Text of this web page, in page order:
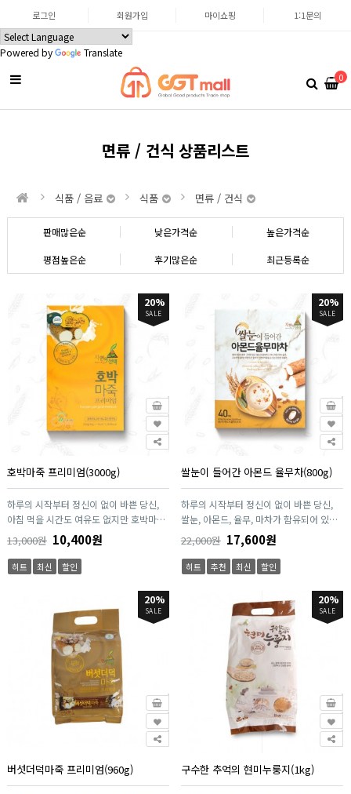
Powered by Translate
로그인 회원가입 마이쇼핑 1:1문의
0
면류 / 건식 상품리스트
식품 / 음료 식품 면류 / 건식
판매많은순 낮은가격순 높은가격순
평점높은순 후기많은순 최근등록순
20%
SALE
호박마죽 프리미엄(3000g)
하루의 시작부터 정신이 없이 바쁜 당신,
아침 먹을 시간도 여유도 없지만 호박마죽
은 당신에게 힘이 될거에요. 마, 단호박, 멥
쌀로 만든 영양식입니다. 끓일 필요가 없는
간편한 제품이며 뜨거운 물만 넣어서 저어
주면 죽으로 완성됩니다. 마에 들어가 있는
"뮤신" 성분은 위점막에 코팅을 입혀주어
서 위벽을 보호해주며 소화활동 및 위 건강
에 도움이 됩니다. "마"는 산에서 나는 장
어라고 할만큼 단백질, 무기질, 뮤신, 사포
닌, 아밀로스, 콜린, 아르기닌, 디오스게닌
등 많은 영양성분이 들어 있어 더욱 건강하
게 즐길 수 있는 식품입니다.
13,000원 10,400원
히트 최신 할인
20%
SALE
쌀눈이 들어간 아몬드 율무차(800g)
하루의 시작부터 정신이 없이 바쁜 당신,
쌀눈, 아몬드, 율무, 마차가 함유되어 있는
간편한 영양차입니다. 끓일 필요가 없는 간
편한 제품이며 뜨거운 물만 넣어서 저어주
면 간편한 율무차가 완성됩니다. 마에 들어
가 있는 "뮤신" 성분은 위점막에 코팅을 입
혀주어서 위벽을 보호해주며 소화활동 및
위 건강에 도움이 됩니다. "마"는 산에서
나는 장어라고 할만큼 단백질, 무기질, 뮤
신, 사포닌, 아밀로스, 콜린, 아르기닌, 디오
스게닌 등 많은 영양성분이 들어 있어 더욱
건강하게 즐길 수 있는 식품입니다.
22,000원 17,600원
히트 추천 최신 할인
20%
SALE
버섯더덕마죽 프리미엄(960g)
20%
SALE
구수한 추억의 현미누룽지(1kg)